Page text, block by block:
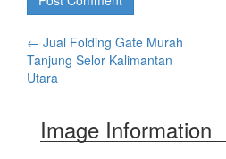
← Jual Folding Gate Murah
Tanjung Selor Kalimantan
Utara
Image Information